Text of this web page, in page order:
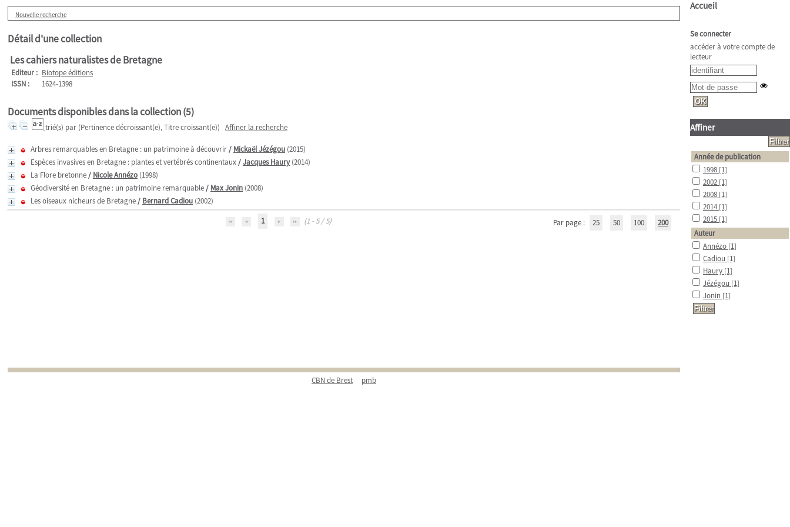
Nouvelle recherche
Détail d'une collection
Les cahiers naturalistes de Bretagne
Editeur : Biotope éditions
ISSN :
1624-1398
Documents disponibles dans la collection (5)
trié(s) par (Pertinence décroissant(e), Titre croissant(e)) Affiner la recherche
Arbres remarquables en Bretagne : un patrimoine à découvrir/ Mickaël Jézégou (2015)
Espèces invasives en Bretagne : plantes et vertébrés continentaux/Jacques Haury(2014)
La Flore bretonne/ Nicole Annézo (1998)
Géodiversité en Bretagne : un patrimoine remarquable/ Max Jonin (2008)
Les oiseaux nicheurs de Bretagne/ Bernard Cadiou (2002)
1
(1 - 5 / 5) Par page : 25 50 100 200
CBN de Brest pmb
Accueil
Se connecter
accéder à votre compte de
lecteur
Affiner
Année de publication
1998 [1]
2002 [1]
2008 [1]
2014 [1]
2015 [1]
Auteur
Annézo [1]
Cadiou [1]
Haury [1]
Jézégou [1]
Jonin [1]